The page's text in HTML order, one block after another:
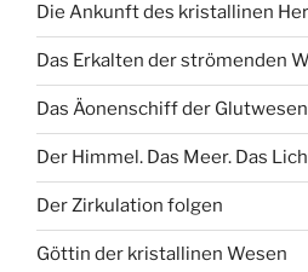
Die Ankunft des kristallinen
Das Erkalten der strömenden
Das Äonenschiff der Glutwesen
Der Himmel. Das Meer. Das
Der Zirkulation folgen
Göttin der kristallinen Wesen